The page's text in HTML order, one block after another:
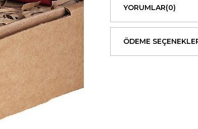
YORUMLAR(0)
ÖDEME